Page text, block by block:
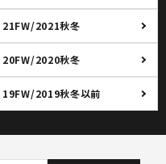
21FW/2021秋冬
20FW/2020秋冬
19FW/2019秋冬以前